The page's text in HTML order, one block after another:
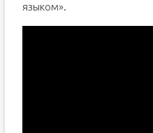
языком».